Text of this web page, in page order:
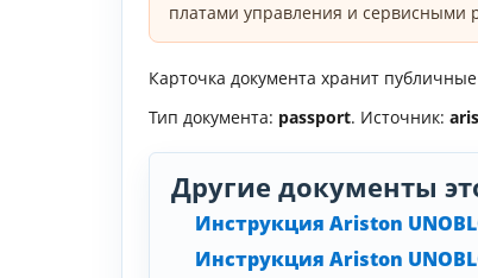
платами управления и
Карточка документа хранит
Тип документа: passport. Источник:
Другие документы
Инструкция Ariston
Инструкция Ariston